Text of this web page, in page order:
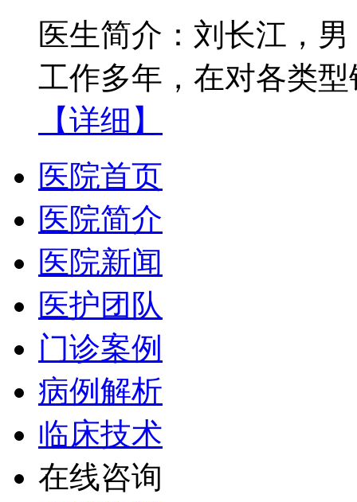
医生简介：刘长江，
工作多年，在对各类
【详细】
医院首页
医院简介
医院新闻
医护团队
门诊案例
病例解析
临床技术
在线咨询